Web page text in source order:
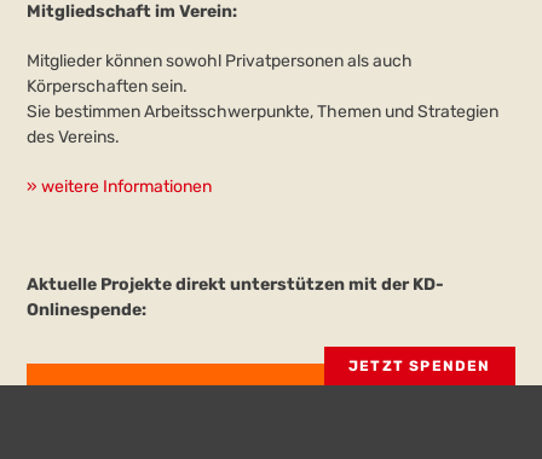
Mitgliedschaft im Verein:
Mitglieder können sowohl Privatpersonen als auch
Körperschaften sein.
Sie bestimmen Arbeitsschwerpunkte, Themen und Strategien
des Vereins.
» weitere Informationen
Aktuelle Projekte direkt unterstützen mit der KD-
Onlinespende:
JETZT SPENDEN